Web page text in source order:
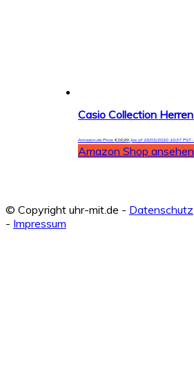
Amazon.de Price:€28,99(as of 18/03/2020 10:37 PST-
Amazon Shop ansehen
© Copyright uhr-mit.de - Datenschutz
- Impressum